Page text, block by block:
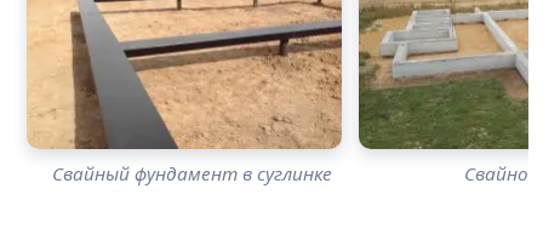
Свайный фундамент в суглинке Свайно-